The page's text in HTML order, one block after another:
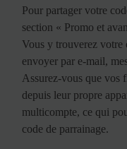
Pour partager votre
section « Promo et
Vous y trouverez votre
envoyer par e-mail,
Assurez-vous que vos
depuis leur propre
multicompte, ce qui
code de parrainage.